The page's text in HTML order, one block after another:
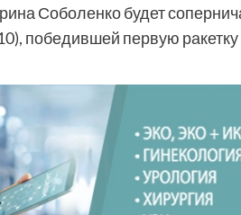
Соболенко будет
победившей первую